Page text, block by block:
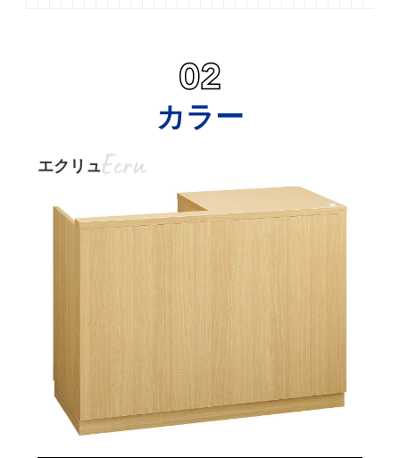
カラー
エクリュ